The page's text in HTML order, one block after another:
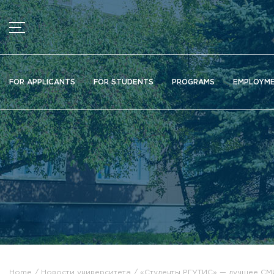
FOR APPLICANTS FOR STUDENTS PROGRAMS
MENU
News
Ads
Documents
Information about educational organization
Officially about admission
Scientific activity
Higher schools / Institutes / Departments
Additional education
Федеральный ресурсный центр
Вакантные места для приема (перевода)
Home Новости университета «Студенты РГУТИС» — лучшее